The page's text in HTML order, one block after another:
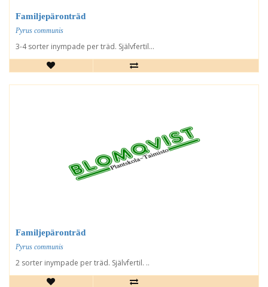
Familjepäronträd
Pyrus communis
3-4 sorter inympade per träd. Självfertil...
Familjepäronträd
Pyrus communis
2 sorter inympade per träd. Självfertil. ..